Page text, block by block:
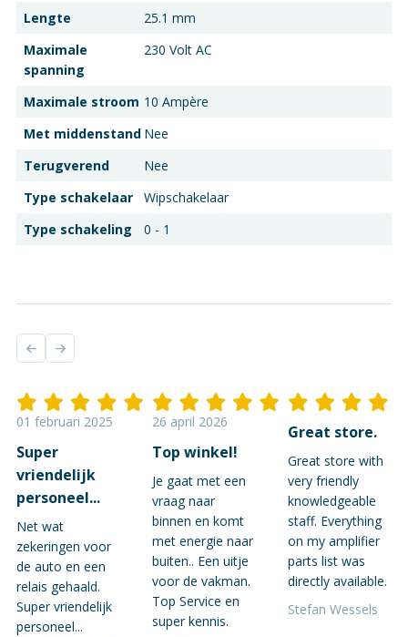
Lengte
25.1 mm
Maximale
spanning
230 Volt AC
Maximale stroom 10 Ampère
Met middenstand Nee
Terugverend
Nee
Type schakelaar
Wipschakelaar
Type schakeling
0 - 1
01 februari 2025
Super
vriendelijk
personeel...
Net wat
zekeringen voor
de auto en een
relais gehaald.
Super vriendelijk
personeel...
26 april 2026
Top winkel!
Je gaat met een
vraag naar
binnen en komt
met energie naar
buiten.. Een uitje
voor de vakman.
Top Service en
super kennis.
Great store.
Great store with
very friendly
knowledgeable
staff. Everything
on my amplifier
parts list was
directly available.
Stefan Wessels